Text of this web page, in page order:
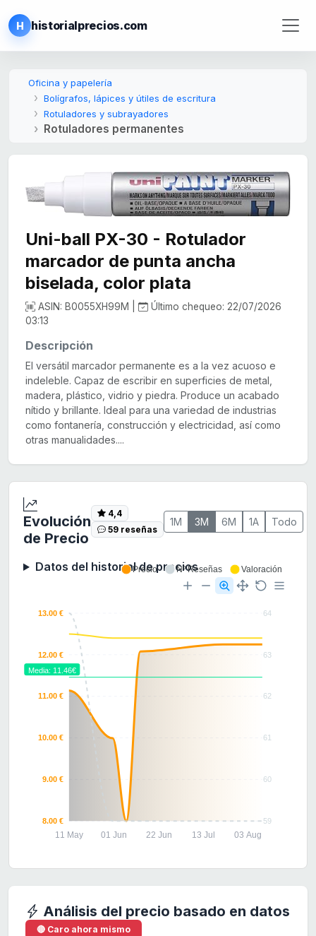
H historialprecios.com
Oficina y papelería
Bolígrafos, lápices y útiles de escritura
Rotuladores y subrayadores
Rotuladores permanentes
Uni-ball PX-30 - Rotulador
marcador de punta ancha
biselada, color plata
ASIN: B0055XH99M |
Último chequeo: 22/07/2026
03:13
Descripción
El versátil marcador permanente es a la vez acuoso e
indeleble. Capaz de escribir en superficies de metal,
madera, plástico, vidrio y piedra. Produce un acabado
nítido y brillante. Ideal para una variedad de industrias
como fontanería, construcción y electricidad, así como
otras manualidades....
Evolución
de Precio
4,4
59 reseñas
1M 3M 6M 1A Todo
Datos del historial de precios
64
63
62
61
60
59
13.00 €
12.00 €
11.00 €
10.00 €
9.00 €
8.00 €
11 May 01 Jun 22 Jun 13 Jul 03 Aug
Media: 11.46€
Precio Nº Reseñas Valoración
Análisis del precio basado en datos
🔴 Caro ahora mismo